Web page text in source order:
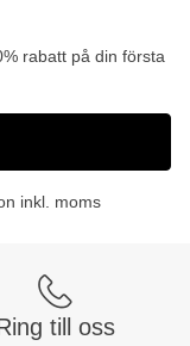
rabatt på din första
inkl. moms
till oss